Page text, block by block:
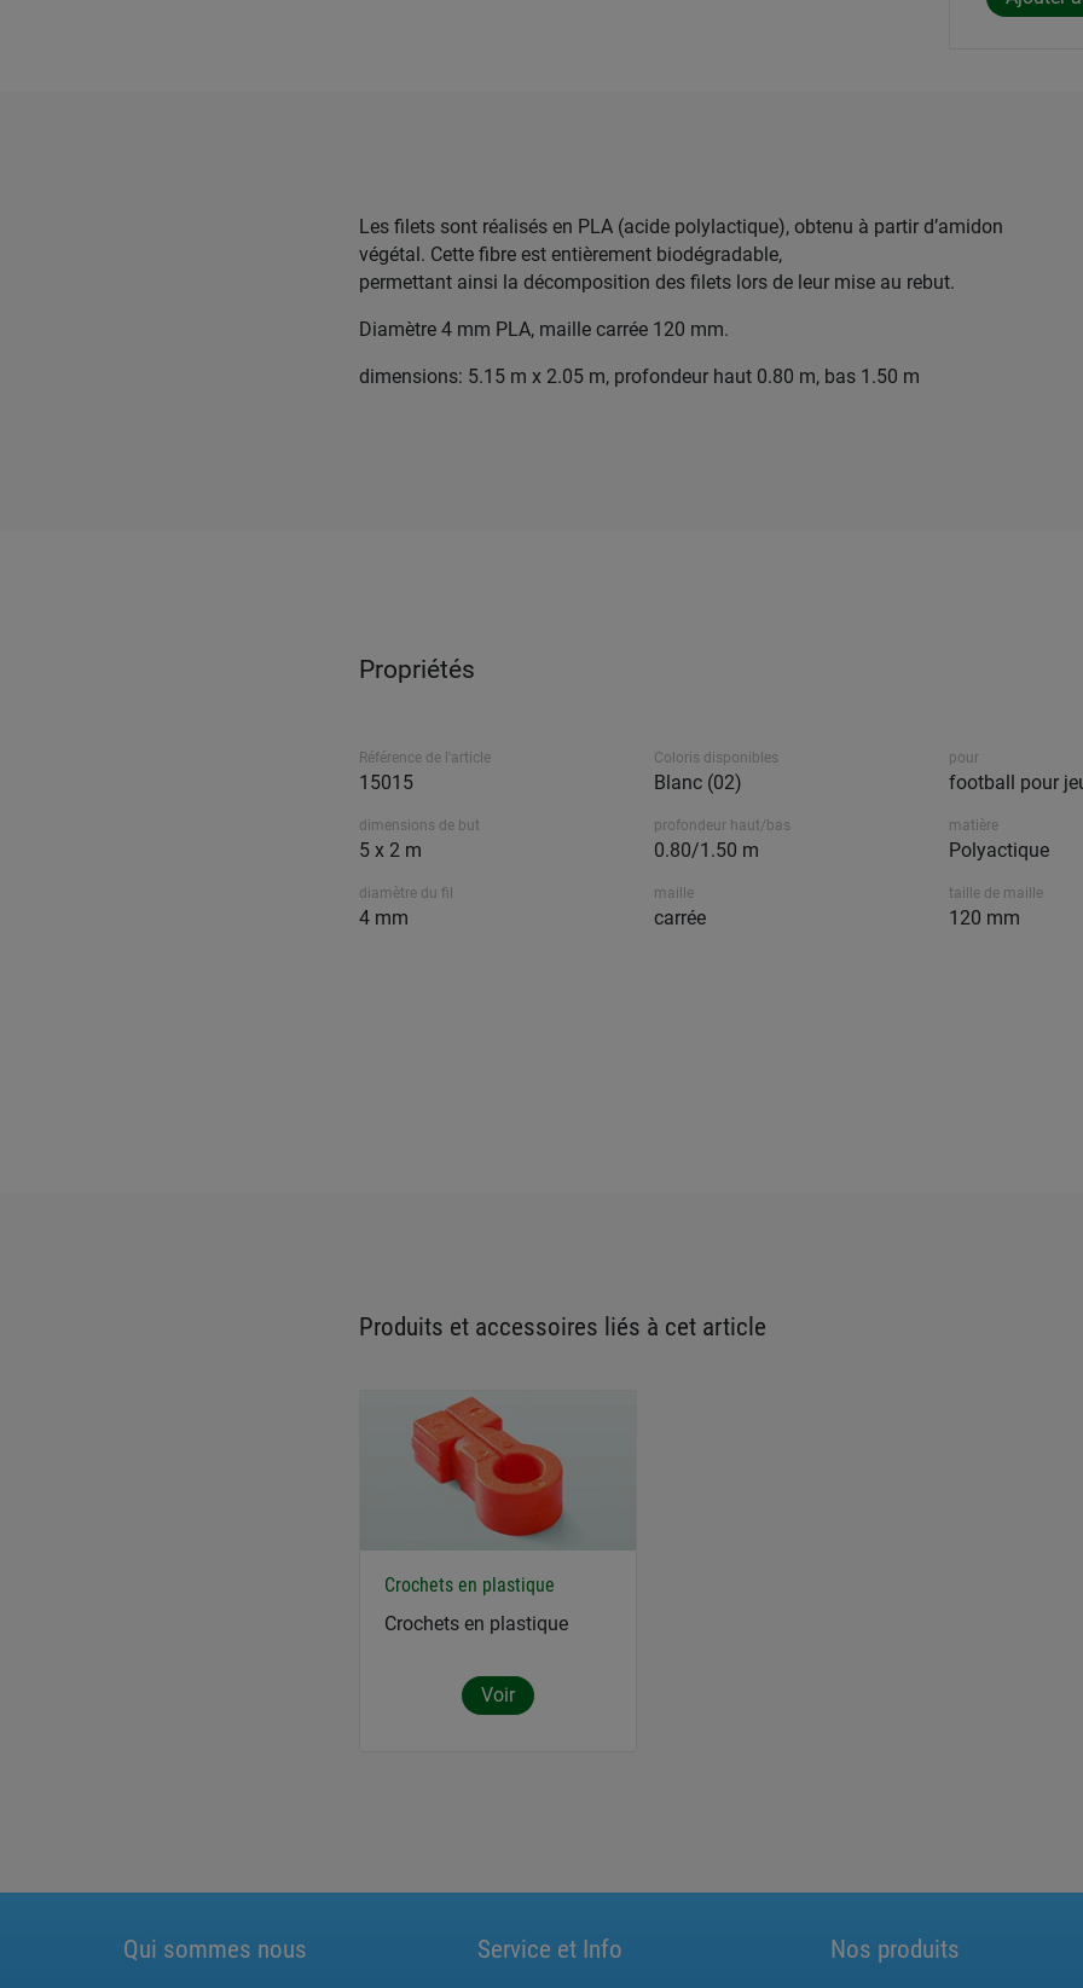
Les filets sont réalisés en PLA (acide polylactique), obtenu à partir d’amidon
végétal. Cette fibre est entièrement biodégradable,
permettant ainsi la décomposition des filets lors de leur mise au rebut.
Diamètre 4 mm PLA, maille carrée 120 mm.
dimensions: 5.15 m x 2.05 m, profondeur haut 0.80 m, bas 1.50 m
Propriétés
Référence de l'article
15015
Coloris disponibles
Blanc (02)
pour
football pour
dimensions de but
5 x 2 m
profondeur haut/bas
0.80/1.50 m
matière
Polyactique
diamètre du fil
4 mm
maille
carrée
taille de maille
120 mm
Produits et accessoires liés à cet article
Crochets en plastique
Crochets en plastique
Voir
Qui sommes nous Service et Info Nos produits